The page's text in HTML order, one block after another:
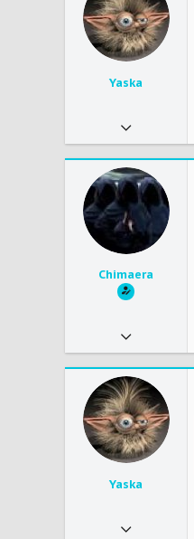
38
54
Yaska
8 403
2 932
113
Москва, Митино, МО, Дедовск
Мои зверушки
Chimaera
8 174
38
54
Yaska